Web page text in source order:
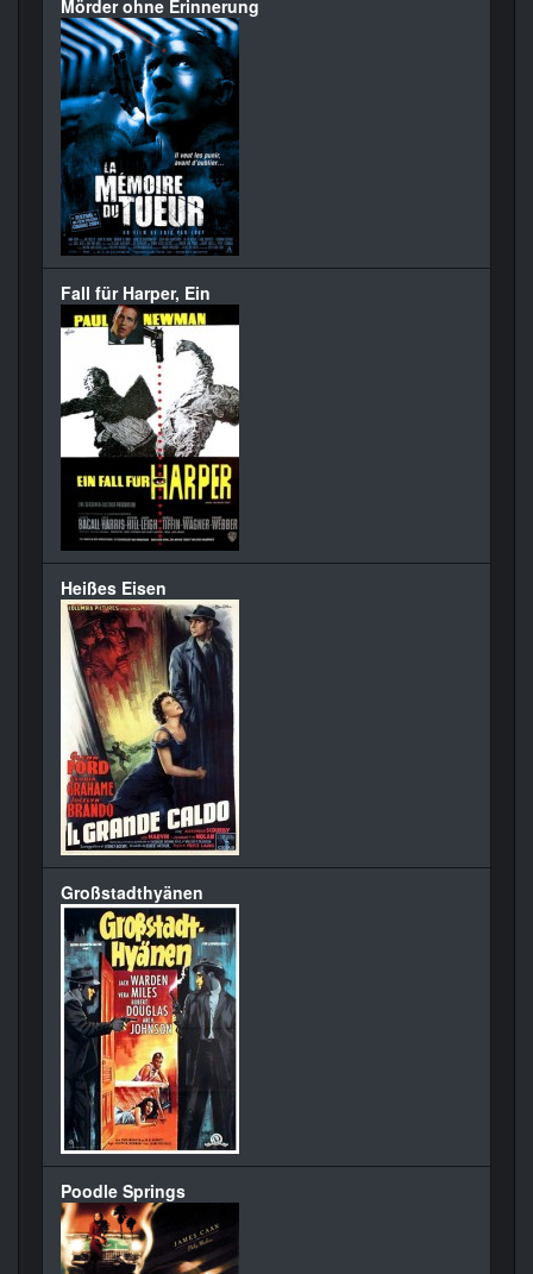
Mörder ohne Erinnerung
Fall für Harper, Ein
Heißes Eisen
Großstadthyänen
Poodle Springs